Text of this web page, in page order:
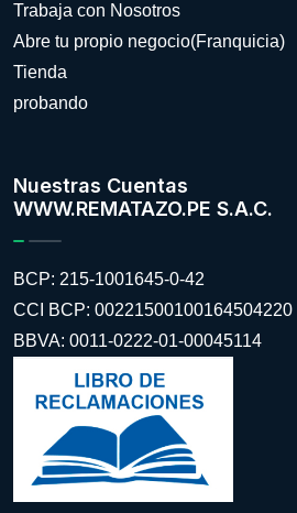
Trabaja con Nosotros
Abre tu propio negocio(Franquicia)
Tienda
probando
Nuestras Cuentas
WWW.REMATAZO.PE S.A.C.
BCP: 215-1001645-0-42
CCI BCP: 00221500100164504220
BBVA: 0011-0222-01-00045114